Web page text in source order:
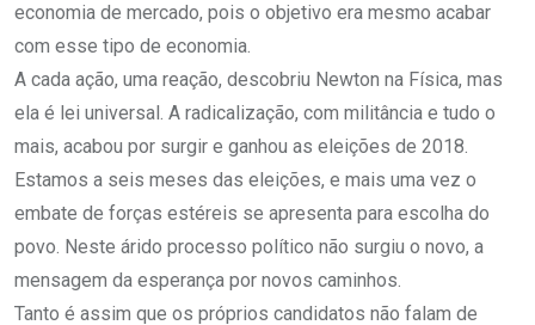
economia de mercado, pois o objetivo era mesmo acabar
com esse tipo de economia.
A cada ação, uma reação, descobriu Newton na Física, mas
ela é lei universal. A radicalização, com militância e tudo o
mais, acabou por surgir e ganhou as eleições de 2018.
Estamos a seis meses das eleições, e mais uma vez o
embate de forças estéreis se apresenta para escolha do
povo. Neste árido processo político não surgiu o novo, a
mensagem da esperança por novos caminhos.
Tanto é assim que os próprios candidatos não falam de